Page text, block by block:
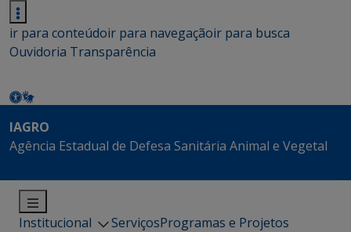
ir para conteúdoir para navegaçãoir para busca
Ouvidoria Transparência
IAGRO
Agência Estadual de Defesa Sanitária Animal e Vegetal
Institucional ServiçosProgramas e Projetos